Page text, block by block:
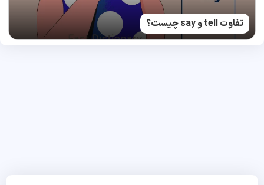
تفاوت tell و say چیست؟